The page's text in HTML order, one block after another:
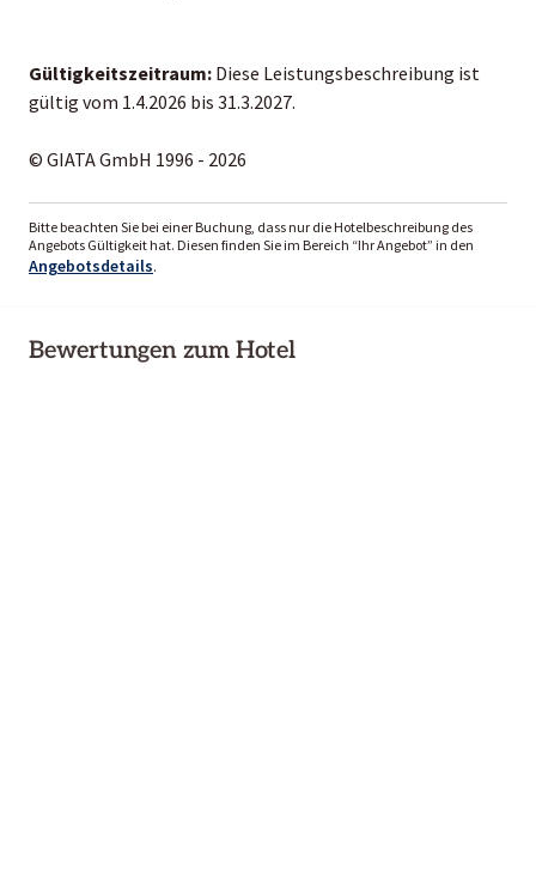
Gültigkeitszeitraum: Diese Leistungsbeschreibung ist
gültig vom 1.4.2026 bis 31.3.2027.
© GIATA GmbH 1996 - 2026
Bitte beachten Sie bei einer Buchung, dass nur die Hotelbeschreibung des
Angebots Gültigkeit hat. Diesen finden Sie im Bereich “Ihr Angebot” in den
Angebotsdetails.
Bewertungen zum Hotel